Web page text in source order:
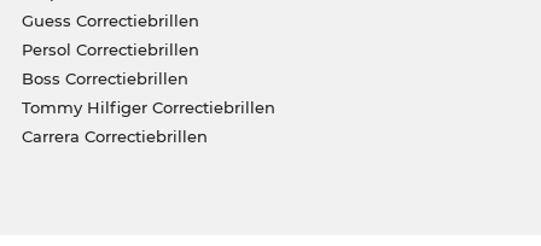
Guess Correctiebrillen
Persol Correctiebrillen
Boss Correctiebrillen
Tommy Hilfiger Correctiebrillen
Carrera Correctiebrillen